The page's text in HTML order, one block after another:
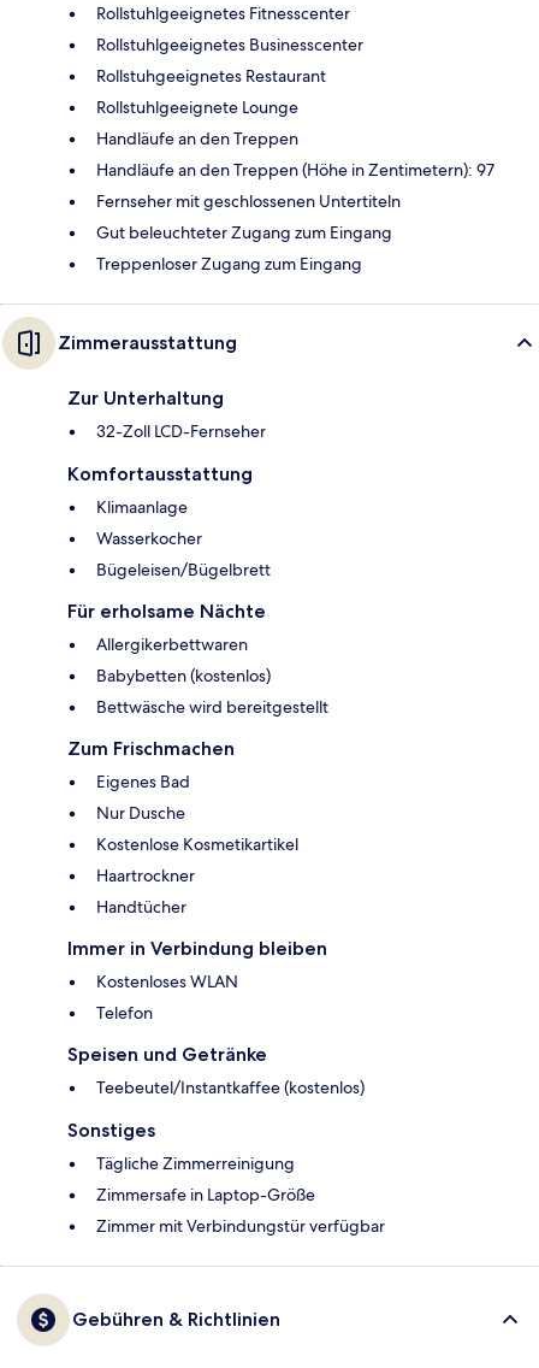
Rollstuhlgeeignetes Fitnesscenter
Rollstuhlgeeignetes Businesscenter
Rollstuhgeeignetes Restaurant
Rollstuhlgeeignete Lounge
Handläufe an den Treppen
Handläufe an den Treppen (Höhe in Zentimetern): 97
Fernseher mit geschlossenen Untertiteln
Gut beleuchteter Zugang zum Eingang
Treppenloser Zugang zum Eingang
Zimmerausstattung
Zur Unterhaltung
32-Zoll LCD-Fernseher
Komfortausstattung
Klimaanlage
Wasserkocher
Bügeleisen/Bügelbrett
Für erholsame Nächte
Allergikerbettwaren
Babybetten (kostenlos)
Bettwäsche wird bereitgestellt
Zum Frischmachen
Eigenes Bad
Nur Dusche
Kostenlose Kosmetikartikel
Haartrockner
Handtücher
Immer in Verbindung bleiben
Kostenloses WLAN
Telefon
Speisen und Getränke
Teebeutel/Instantkaffee (kostenlos)
Sonstiges
Tägliche Zimmerreinigung
Zimmersafe in Laptop-Größe
Zimmer mit Verbindungstür verfügbar
Gebühren & Richtlinien